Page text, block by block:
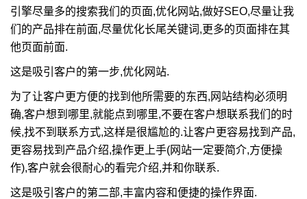
引擎尽量多的搜索我们的页面,优化网站,做好SEO,尽量让我
们的产品排在前面,尽量优化长尾关键词,更多的页面排在其
他页面前面.
这是吸引客户的第一步,优化网站.
为了让客户更方便的找到他所需要的东西,网站结构必须明
确,客户想到哪里,就能点到哪里,不要在客户想联系我们的时
候,找不到联系方式,这样是很尴尬的.让客户更容易找到产品,
更容易找到产品介绍,操作更上手(网站一定要简介,方便操
作),客户就会很耐心的看完介绍,并和你联系.
这是吸引客户的第二部,丰富内容和便捷的操作界面.